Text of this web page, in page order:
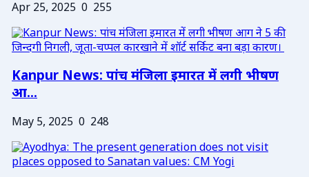
Apr 25, 2025 0 255
Kanpur News: पांच मंजिला इमारत में लगी भीषण
आ...
May 5, 2025 0 248